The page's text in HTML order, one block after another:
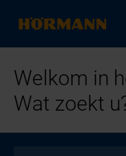
Welkom in
Wat zoekt